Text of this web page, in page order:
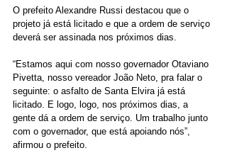
O prefeito Alexandre Russi destacou que o
projeto já está licitado e que a ordem de serviço
deverá ser assinada nos próximos dias.
“Estamos aqui com nosso governador Otaviano
Pivetta, nosso vereador João Neto, pra falar o
seguinte: o asfalto de Santa Elvira já está
licitado. E logo, logo, nos próximos dias, a
gente dá a ordem de serviço. Um trabalho junto
com o governador, que está apoiando nós”,
afirmou o prefeito.